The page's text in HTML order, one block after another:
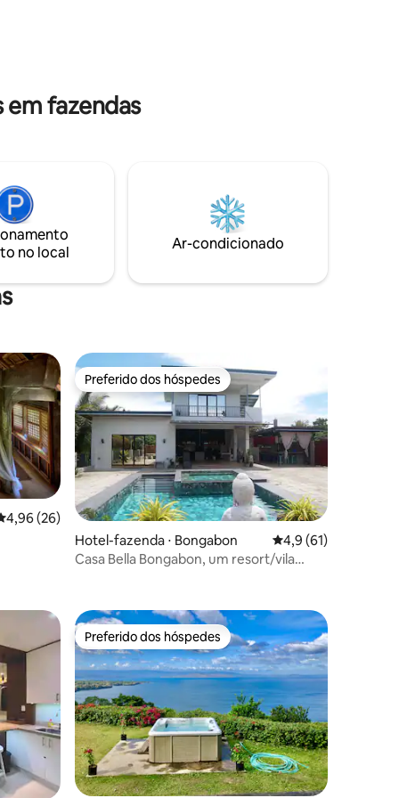
em fazendas
no local
Ar-condicionado
de uma avaliação média de 5, 26 avaliações
4,96 (26)
Preferido dos hóspedes
Preferido dos hóspedes
Hotel-fazenda ⋅ Bongabon 4,9 de uma
4,9 (61)
Casa Bella Bongabon, um resort/vila
hóspedes Preferido dos hóspedes
Preferido dos hóspedes